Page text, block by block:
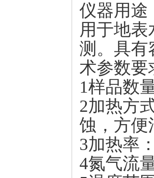
仪器用途
用于地
测。具有
术参数要
1样品数
2加热方
蚀，方便
3加热率
4氮气流